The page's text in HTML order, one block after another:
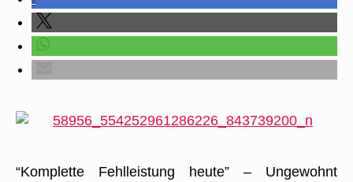
“Komplette Fehlleistung heute” – Ungewohnt